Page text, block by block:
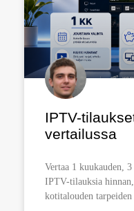
IPTV-
vertailussa
Vertaa 1 kuukauden,
IPTV-tilauksia
kotitalouden tarpeiden